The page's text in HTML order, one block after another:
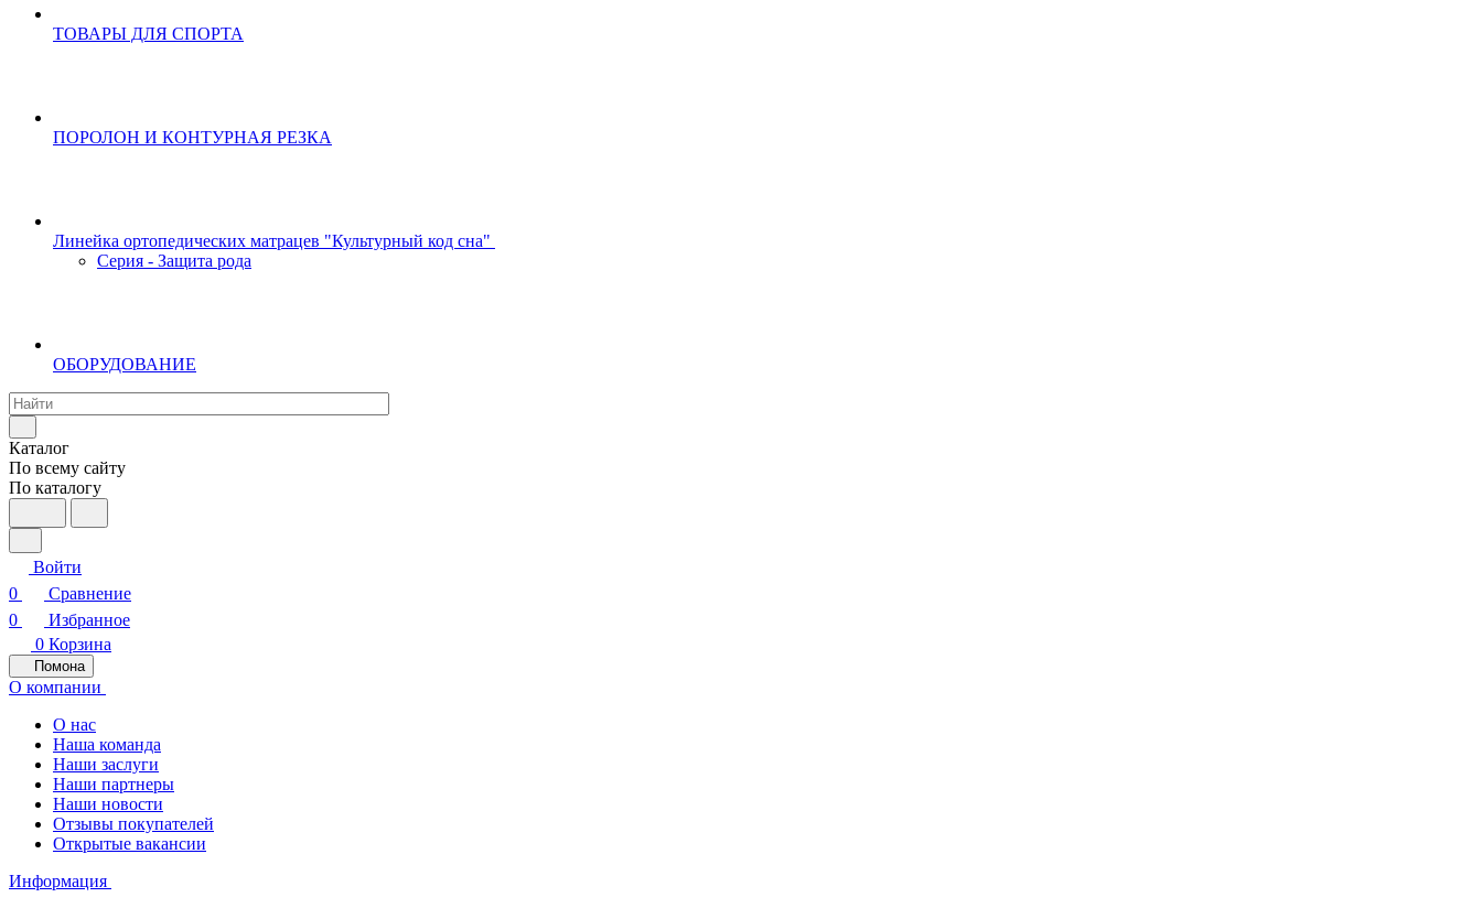
ТОВАРЫ ДЛЯ СПОРТА
ПОРОЛОН И КОНТУРНАЯ РЕЗКА
Линейка ортопедических матрацев "Культурный код сна"
Серия - Защита рода
ОБОРУДОВАНИЕ
Каталог
По всему сайту
По каталогу
Войти
0
Сравнение
0
Избранное
0 Корзина
Помона
О компании
О нас
Наша команда
Наши заслуги
Наши партнеры
Наши новости
Отзывы покупателей
Открытые вакансии
Информация